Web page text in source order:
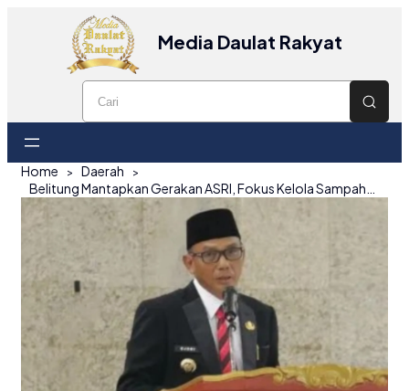
Media Daulat Rakyat
Home
Daerah